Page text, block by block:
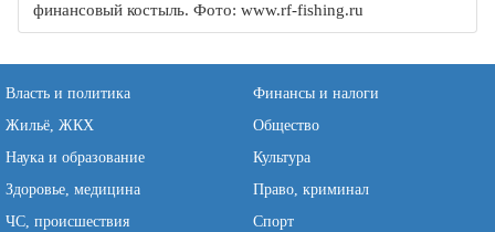
финансовый костыль. Фото: www.rf-fishing.ru
Власть и политика
Финансы и налоги
Жильё, ЖКХ
Общество
Наука и образование
Культура
Здоровье, медицина
Право, криминал
ЧС, происшествия
Спорт